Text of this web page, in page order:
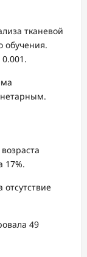
тканевой
17%.
49